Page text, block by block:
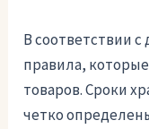
В соответствии
правила,
товаров. Сроки
четко